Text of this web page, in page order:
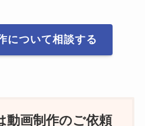
について相談する
動画制作のご依頼